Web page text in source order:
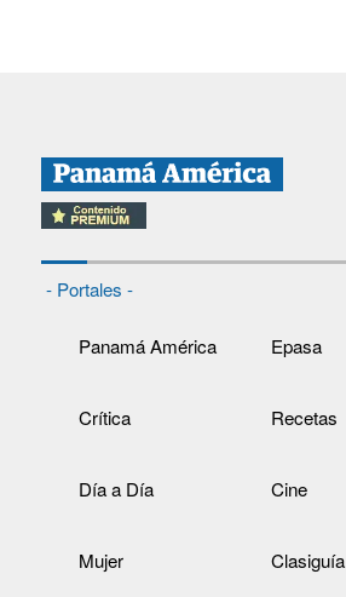
- Portales -
Panamá América Epasa
Crítica Recetas
Día a Día Cine
Mujer Clasiguía